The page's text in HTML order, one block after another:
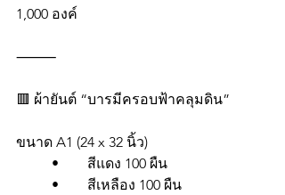
1,000 องค์
⸻
🟥 ผ้ายันต์ “บารมีครอบฟ้าคลุมดิน”
ขนาด A1 (24 x 32 นิ้ว)
	•	สีแดง 100 ผืน
	•	สีเหลือง 100 ผืน